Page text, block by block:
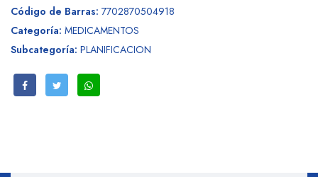
Código de Barras: 7702870504918
Categoría: MEDICAMENTOS
Subcategoría: PLANIFICACION